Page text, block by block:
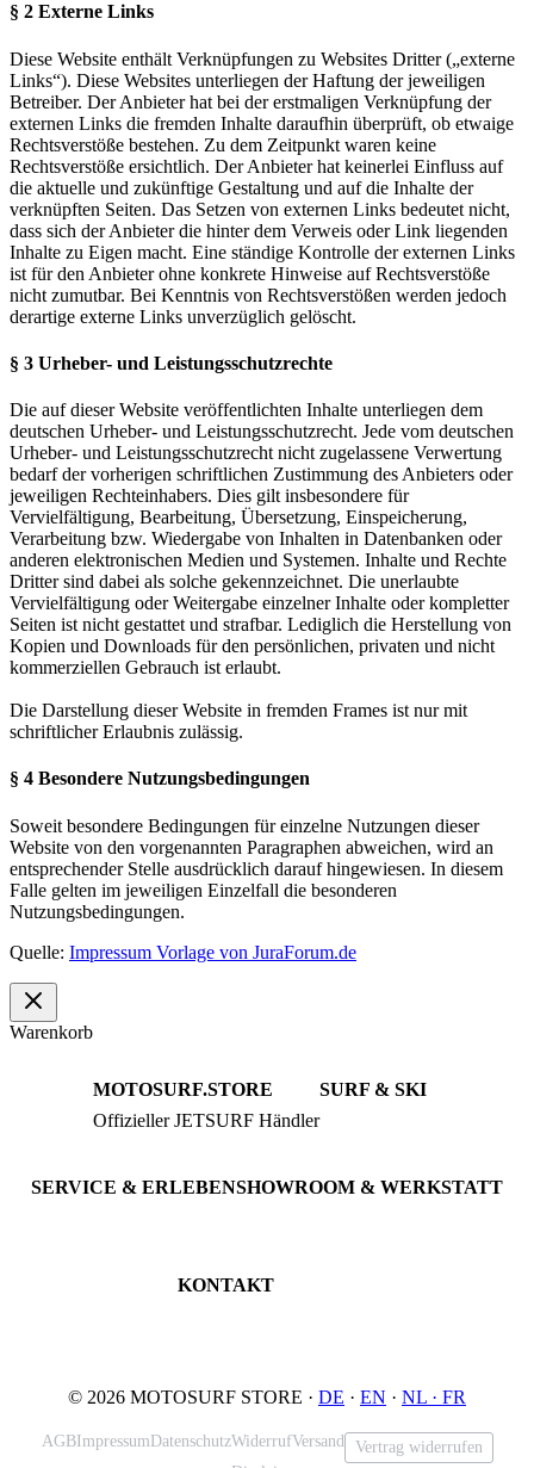
§ 2 Externe Links
Diese Website enthält Verknüpfungen zu Websites Dritter („externe
Links“). Diese Websites unterliegen der Haftung der jeweiligen
Betreiber. Der Anbieter hat bei der erstmaligen Verknüpfung der
externen Links die fremden Inhalte daraufhin überprüft, ob etwaige
Rechtsverstöße bestehen. Zu dem Zeitpunkt waren keine
Rechtsverstöße ersichtlich. Der Anbieter hat keinerlei Einfluss auf
die aktuelle und zukünftige Gestaltung und auf die Inhalte der
verknüpften Seiten. Das Setzen von externen Links bedeutet nicht,
dass sich der Anbieter die hinter dem Verweis oder Link liegenden
Inhalte zu Eigen macht. Eine ständige Kontrolle der externen Links
ist für den Anbieter ohne konkrete Hinweise auf Rechtsverstöße
nicht zumutbar. Bei Kenntnis von Rechtsverstößen werden jedoch
derartige externe Links unverzüglich gelöscht.
§ 3 Urheber- und Leistungsschutzrechte
Die auf dieser Website veröffentlichten Inhalte unterliegen dem
deutschen Urheber- und Leistungsschutzrecht. Jede vom deutschen
Urheber- und Leistungsschutzrecht nicht zugelassene Verwertung
bedarf der vorherigen schriftlichen Zustimmung des Anbieters oder
jeweiligen Rechteinhabers. Dies gilt insbesondere für
Vervielfältigung, Bearbeitung, Übersetzung, Einspeicherung,
Verarbeitung bzw. Wiedergabe von Inhalten in Datenbanken oder
anderen elektronischen Medien und Systemen. Inhalte und Rechte
Dritter sind dabei als solche gekennzeichnet. Die unerlaubte
Vervielfältigung oder Weitergabe einzelner Inhalte oder kompletter
Seiten ist nicht gestattet und strafbar. Lediglich die Herstellung von
Kopien und Downloads für den persönlichen, privaten und nicht
kommerziellen Gebrauch ist erlaubt.
Die Darstellung dieser Website in fremden Frames ist nur mit
schriftlicher Erlaubnis zulässig.
§ 4 Besondere Nutzungsbedingungen
Soweit besondere Bedingungen für einzelne Nutzungen dieser
Website von den vorgenannten Paragraphen abweichen, wird an
entsprechender Stelle ausdrücklich darauf hingewiesen. In diesem
Falle gelten im jeweiligen Einzelfall die besonderen
Nutzungsbedingungen.
Quelle: Impressum Vorlage von JuraForum.de
Warenkorb
MOTOSURF.STORE
Offizieller JETSURF Händler
SURF & SKI
JETSURF Boards
SERVICE & ERLEBENSHOWROOM & WERKSTATT
KONTAKT
© 2026 MOTOSURF STORE · DE · EN · NL · FR
AGBImpressumDatenschutzWiderrufVersand
Vertrag widerrufen